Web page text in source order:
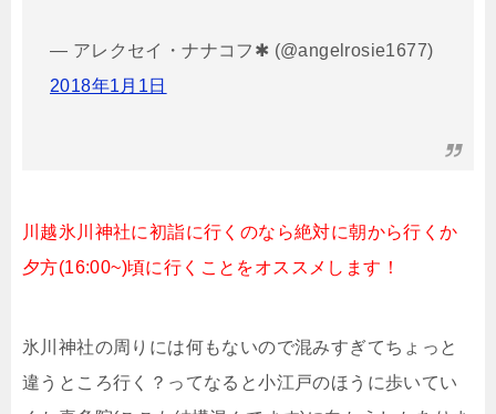
— アレクセイ・ナナコフ✱ (@angelrosie1677)
2018年1月1日
川越氷川神社に初詣に行くのなら絶対に朝から行くか
夕方(16:00~)頃に行くことをオススメします！
氷川神社の周りには何もないので混みすぎてちょっと
違うところ行く？ってなると小江戸のほうに歩いてい